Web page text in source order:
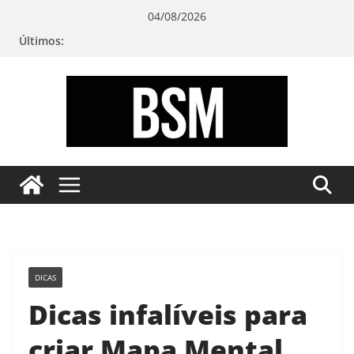
04/08/2026
Últimos:
sua
Mente
DICAS
Dicas infalíveis para